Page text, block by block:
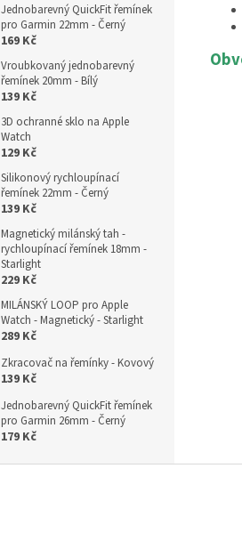
Jednobarevný QuickFit řemínek
pro Garmin 22mm - Černý
169 Kč
Vroubkovaný jednobarevný
řemínek 20mm - Bílý
139 Kč
3D ochranné sklo na Apple
Watch
129 Kč
Silikonový rychloupínací
řemínek 22mm - Černý
139 Kč
Magnetický milánský tah -
rychloupínací řemínek 18mm -
Starlight
229 Kč
MILÁNSKÝ LOOP pro Apple
Watch - Magnetický - Starlight
289 Kč
Zkracovač na řemínky - Kovový
139 Kč
Jednobarevný QuickFit řemínek
pro Garmin 26mm - Černý
179 Kč